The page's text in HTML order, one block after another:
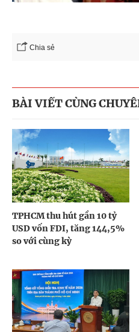
Chia sẻ
BÀI VIẾT CÙNG
TPHCM thu hút gần 10 tỷ
USD vốn FDI, tăng 144,5%
so với cùng kỳ